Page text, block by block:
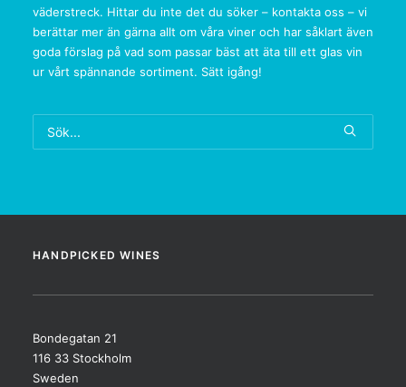
väderstreck. Hittar du inte det du söker – kontakta oss – vi
berättar mer än gärna allt om våra viner och har såklart även
goda förslag på vad som passar bäst att äta till ett glas vin
ur vårt spännande sortiment. Sätt igång!
HANDPICKED WINES
Bondegatan 21
116 33 Stockholm
Sweden